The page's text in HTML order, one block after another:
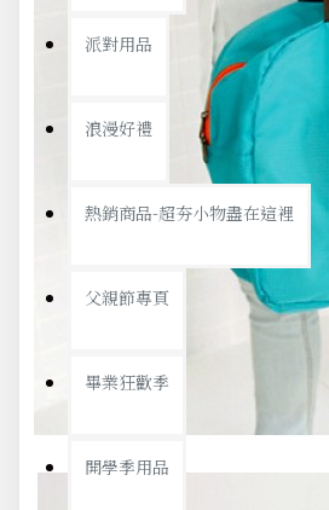
派對用品
浪漫好禮
熱銷商品-超夯小物盡在這裡
父親節專頁
畢業狂歡季
開學季用品